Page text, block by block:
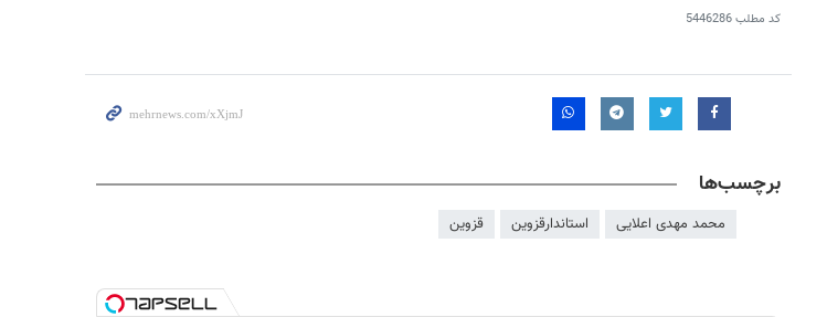
کد مطلب5446286
برچسب‌ها
محمد مهدی اعلایی استاندارقزوین قزوین